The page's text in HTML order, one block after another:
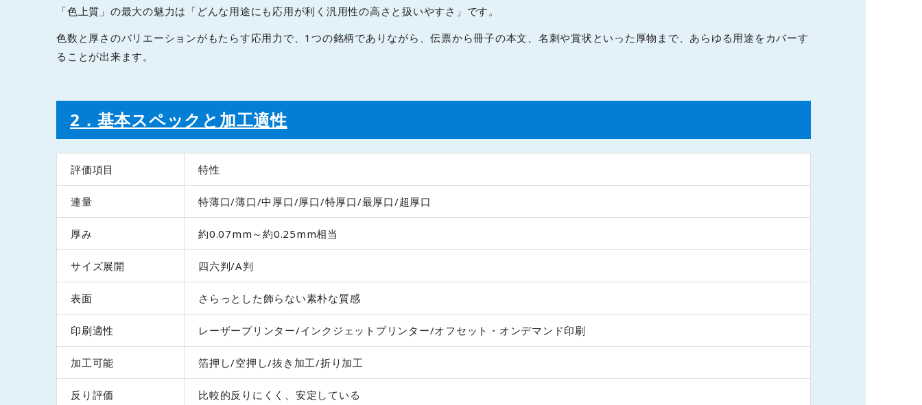
「色上質」の最大の魅力は「どんな用途にも応用が利く汎用性の高さと扱いやすさ」です。
色数と厚さのバリエーションがもたらす応用力で、1つの銘柄でありながら、伝票から冊子の本文、名刺や賞状といった厚物まで、あらゆる用途をカバーす
ることが出来ます。
2 ．基本スペックと加工適性
評価項目 特性
連量 特薄口/薄口/中厚口/厚口/特厚口/最厚口/超厚口
厚み 約0.07mm～約0.25mm相当
サイズ展開 四六判/A判
表面 さらっとした飾らない素朴な質感
印刷適性 レーザープリンター/インクジェットプリンター/オフセット・オンデマンド印刷
加工可能 箔押し/空押し/抜き加工/折り加工
反り評価 比較的反りにくく、安定している